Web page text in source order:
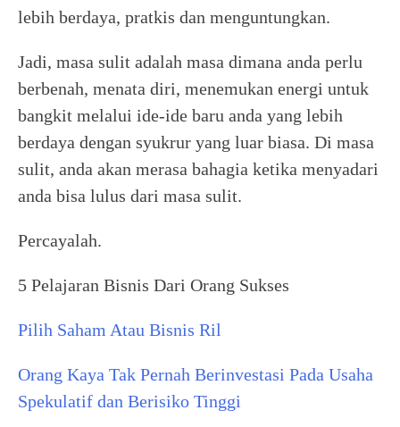
lebih berdaya, pratkis dan menguntungkan.
Jadi, masa sulit adalah masa dimana anda perlu
berbenah, menata diri, menemukan energi untuk
bangkit melalui ide-ide baru anda yang lebih
berdaya dengan syukrur yang luar biasa. Di masa
sulit, anda akan merasa bahagia ketika menyadari
anda bisa lulus dari masa sulit.
Percayalah.
5 Pelajaran Bisnis Dari Orang Sukses
Pilih Saham Atau Bisnis Ril
Orang Kaya Tak Pernah Berinvestasi Pada Usaha
Spekulatif dan Berisiko Tinggi